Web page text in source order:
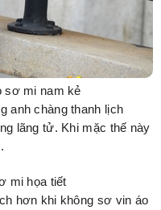
sơ mi nam kẻ
anh chàng thanh lịch
lãng tử. Khi mặc thế này
mi họa tiết
hơn khi không sơ vin áo